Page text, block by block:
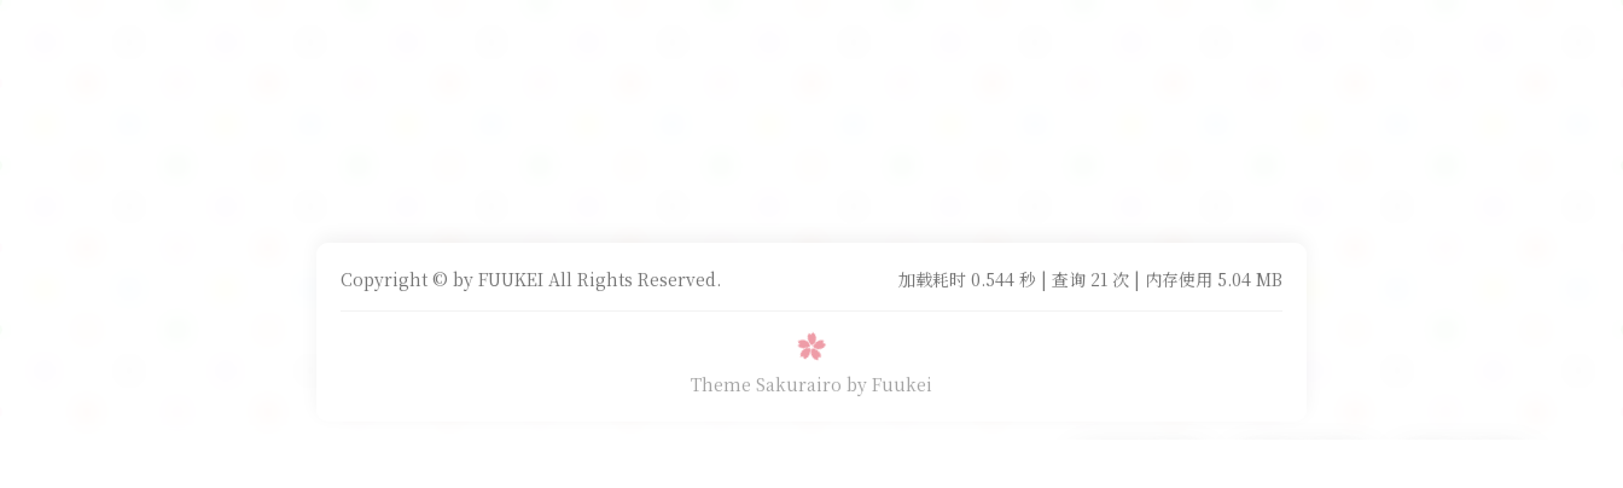
Copyright © by FUUKEI All Rights Reserved. 加载耗时 0.544 秒 | 查询 21 次 | 内存使用 5.04 MB
Theme Sakurairo by Fuukei